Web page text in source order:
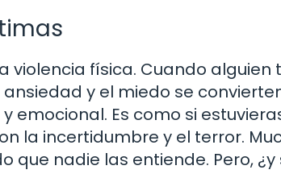
violencia física. Cuando alguien
y el miedo se
Es como si
la incertidumbre y el terror.
nadie las entiende. Pero, ¿y